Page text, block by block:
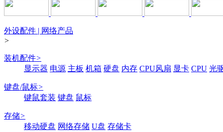
外设配件 | 网络产品
>
装机配件>
显示器 电源 主板 机箱 硬盘 内存 CPU风扇 显卡 CPU 光
键盘/鼠标>
键鼠套装 键盘 鼠标
存储>
移动硬盘 网络存储 U盘 存储卡